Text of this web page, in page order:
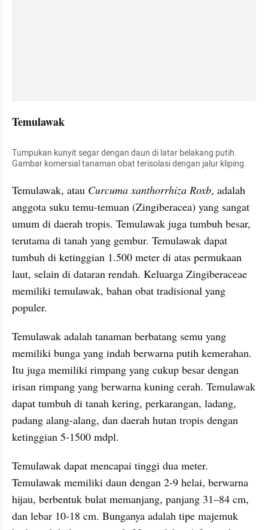
Temulawak
Tumpukan kunyit segar dengan daun di latar belakang putih.
Gambar komersial tanaman obat terisolasi dengan jalur kliping.
Temulawak, atau Curcuma xanthorrhiza Roxb, adalah
anggota suku temu-temuan (Zingiberacea) yang sangat
umum di daerah tropis. Temulawak juga tumbuh besar,
terutama di tanah yang gembur. Temulawak dapat
tumbuh di ketinggian 1.500 meter di atas permukaan
laut, selain di dataran rendah. Keluarga Zingiberaceae
memiliki temulawak, bahan obat tradisional yang
populer.
Temulawak adalah tanaman berbatang semu yang
memiliki bunga yang indah berwarna putih kemerahan.
Itu juga memiliki rimpang yang cukup besar dengan
irisan rimpang yang berwarna kuning cerah. Temulawak
dapat tumbuh di tanah kering, perkarangan, ladang,
padang alang-alang, dan daerah hutan tropis dengan
ketinggian 5-1500 mdpl.
Temulawak dapat mencapai tinggi dua meter.
Temulawak memiliki daun dengan 2-9 helai, berwarna
hijau, berbentuk bulat memanjang, panjang 31–84 cm,
dan lebar 10-18 cm. Bunganya adalah tipe majemuk